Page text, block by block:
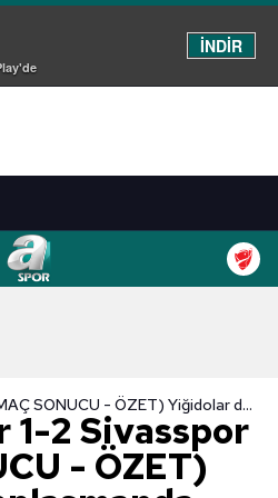
İNDİR
Antalyaspor 1-2 Sivasspor (MAÇ SONUCU - ÖZET) Yiğidolar deplasmanda kazandı!
2 Sivasspor
- ÖZET)